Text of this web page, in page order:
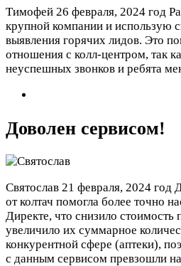
Тимофей 26 февраля, 2024 год
крупной компании и использую
выявления горячих лидов. Это
отношения с колл-центром, так
неуспешных звонков и ребята
Доволен сервисом!
Святослав 21 февраля, 2024 год
от колтач помогла более точно
Директе, что снизило стоимость
увеличило их суммарное
конкурентной сфере (аптеки),
с данным сервисом превзошли